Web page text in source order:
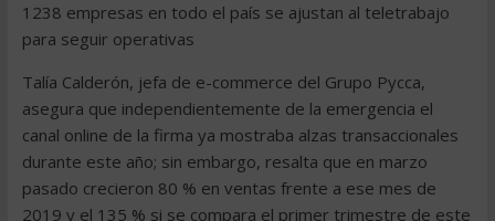
1238 empresas en todo el país se ajustan al teletrabajo
para seguir operativas
Talía Calderón, jefa de e-commerce del Grupo Pycca,
asegura que independientemente de la emergencia el
canal online de la firma ya mostraba alzas transaccionales
durante este año; sin embargo, resalta que en marzo
pasado crecieron 80 % en ventas frente a ese mes de
2019 y el 135 % si se compara el primer trimestre de este